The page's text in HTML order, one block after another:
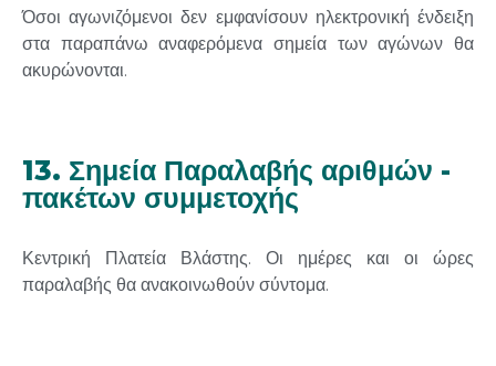
Όσοι αγωνιζόμενοι δεν εμφανίσουν ηλεκτρονική ένδειξη
στα παραπάνω αναφερόμενα σημεία των αγώνων θα
ακυρώνονται.
13. Σημεία Παραλαβής αριθμών -
πακέτων συμμετοχής
Κεντρική Πλατεία Βλάστης. Οι ημέρες και οι ώρες
παραλαβής θα ανακοινωθούν σύντομα.